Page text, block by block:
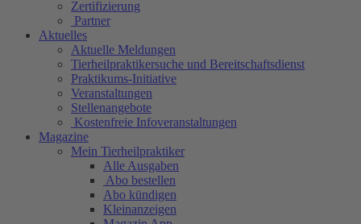
Zertifizierung
Partner
Aktuelles
Aktuelle Meldungen
Tierheilpraktikersuche und Bereitschaftsdienst
Praktikums-Initiative
Veranstaltungen
Stellenangebote
Kostenfreie Infoveranstaltungen
Magazine
Mein Tierheilpraktiker
Alle Ausgaben
Abo bestellen
Abo kündigen
Kleinanzeigen